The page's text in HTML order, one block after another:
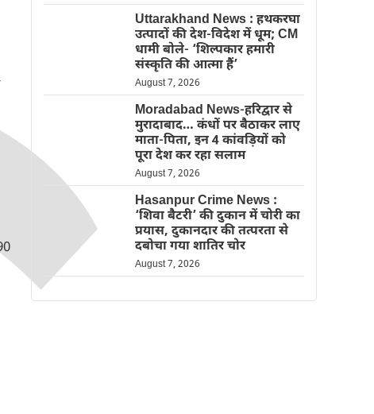
Uttarakhand News : हथकरघा
उत्पादों की देश-विदेश में धूम; CM
धामी बोले- ‘शिल्पकार हमारी
संस्कृति की आत्मा हैं’
August 7, 2026
Moradabad News-हरिद्वार से
मुरादाबाद… कंधों पर बैठाकर लाए
माता-पिता, इन 4 कांवड़ियों को
पूरा देश कर रहा सलाम
August 7, 2026
Hasanpur Crime News :
‘शिवा बैटरी’ की दुकान में चोरी का
प्रयास, दुकानदार की तत्परता से
दबोचा गया शातिर चोर
August 7, 2026